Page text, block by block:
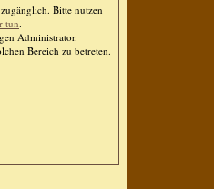
Bitte nutzen
tun.
Administrator.
Bereich zu betreten.